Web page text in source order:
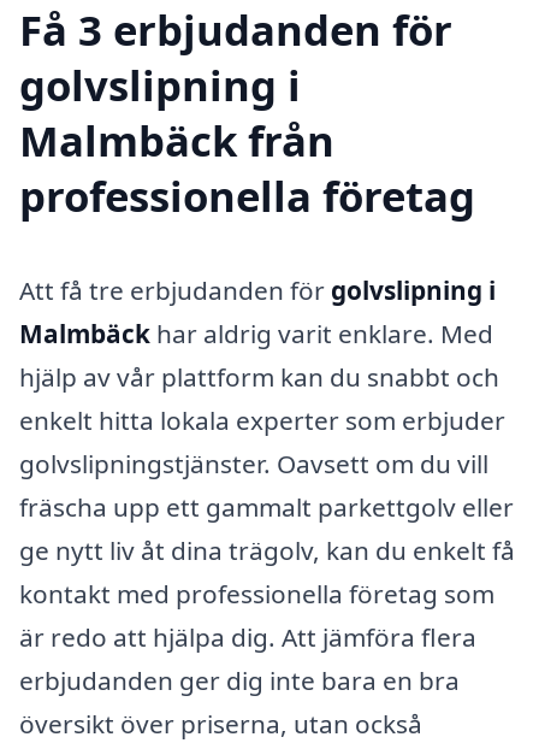
Få 3 erbjudanden för
golvslipning i
Malmbäck från
professionella företag
Att få tre erbjudanden för golvslipning i
Malmbäck har aldrig varit enklare. Med
hjälp av vår plattform kan du snabbt och
enkelt hitta lokala experter som erbjuder
golvslipningstjänster. Oavsett om du vill
fräscha upp ett gammalt parkettgolv eller
ge nytt liv åt dina trägolv, kan du enkelt få
kontakt med professionella företag som
är redo att hjälpa dig. Att jämföra flera
erbjudanden ger dig inte bara en bra
översikt över priserna, utan också